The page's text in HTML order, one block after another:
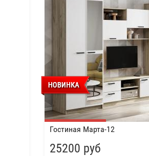
Гостиная Марта-12
25200 руб